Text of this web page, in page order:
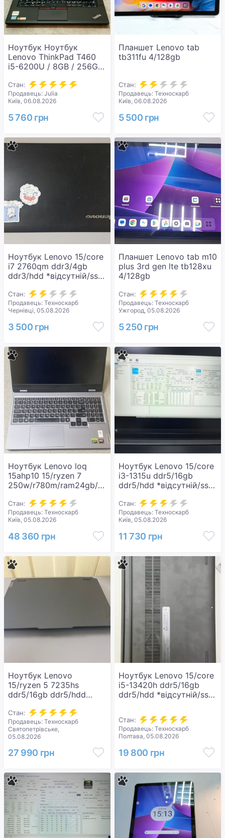
Ноутбук Ноутбук
Lenovo ThinkPad T460
i5-6200U / 8GB / 256GB
ноутбук Windows 10 Pro
Fingerprint
Стан:
Продавець: Julia
Київ, 06.08.2026
5 760 грн
Планшет Lenovo tab
tb311fu 4/128gb
Стан:
Продавець: Техноскарб
Київ, 06.08.2026
5 500 грн
Ноутбук Lenovo 15/core
i7 2760qm ddr3/4gb
ddr3/hdd *відсутній/ssd
Стан:
Продавець: Техноскарб
Чернівці, 05.08.2026
3 500 грн
Планшет Lenovo tab m10
plus 3rd gen lte tb128xu
4/128gb
Стан:
Продавець: Техноскарб
Ужгород, 05.08.2026
5 250 грн
Ноутбук Lenovo loq
15ahp10 15/ryzen 7
250w/r780m/ram24gb/ssd512gb/gf
Стан:
Продавець: Техноскарб
Київ, 05.08.2026
48 360 грн
Ноутбук Lenovo 15/core
i3-1315u ddr5/16gb
ddr5/hdd *відсутній/ssd
Стан:
Продавець: Техноскарб
Київ, 05.08.2026
11 730 грн
Ноутбук Lenovo
15/ryzen 5 7235hs
ddr5/16gb ddr5/hdd
gb/geforce rtx3050 6gb
Стан:
Продавець: Техноскарб
Святопетрівське,
05.08.2026
27 990 грн
Ноутбук Lenovo 15/core
i5-13420h ddr5/16gb
ddr5/hdd *відсутній/ssd
Стан:
Продавець: Техноскарб
Полтава, 05.08.2026
19 800 грн